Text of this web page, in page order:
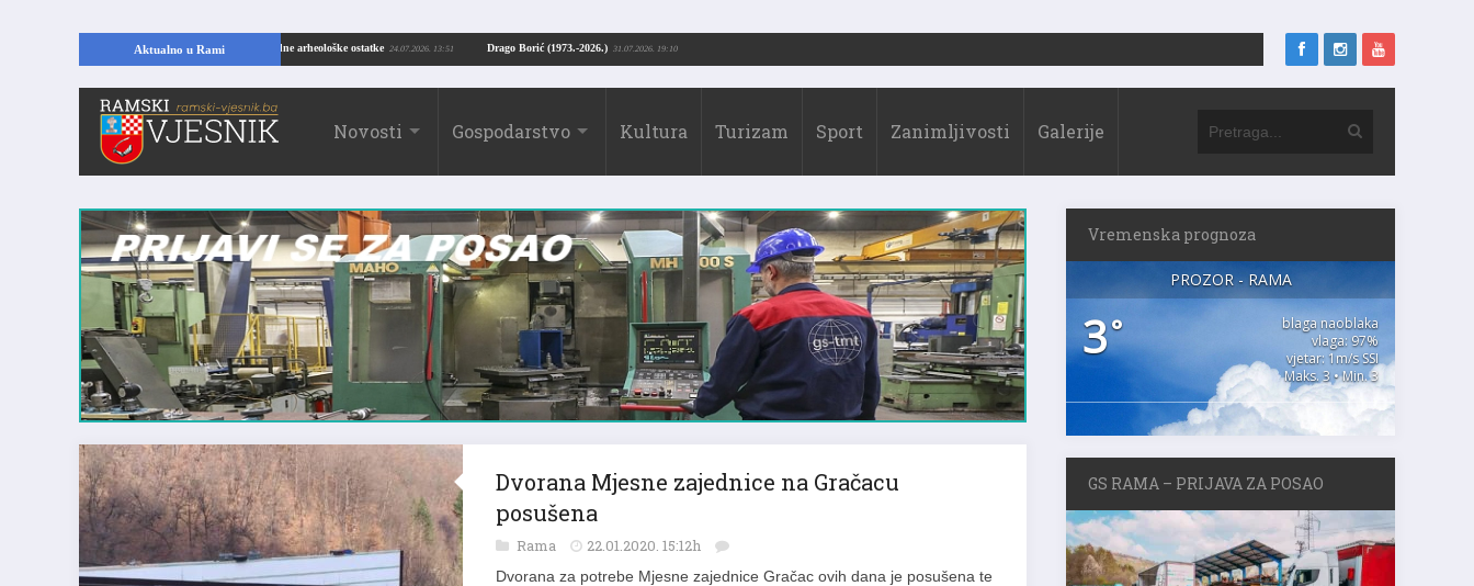
Aktualno u Rami Drago Borić (1973.-2026.)
VELIKO OTKRIĆE U RAMI: Kopajući temelje kuće, pronašao vrijedne arheološke ostatke 24.07.2026. 13:51
Novosti Gospodarstvo Kultura Turizam Sport Zanimljivosti Galerije
Dvorana Mjesne zajednice na Gračacu
posušena
Rama 22.01.2020. 15:12h
Dvorana za potrebe Mjesne zajednice Gračac ovih dana je posušena te
Vremenska prognoza
PROZOR - RAMA
3°
blaga naoblaka
vlaga: 97%
vjetar: 1m/s SSI
Maks. 3 • Min. 3
GS RAMA – PRIJAVA ZA POSAO